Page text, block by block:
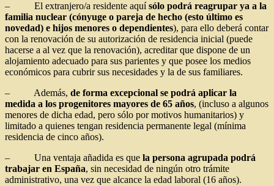
– El extranjero/a residente aquísólo podrá reagrupar ya a la
familia nuclear (cónyuge o pareja de hecho (esto último es
novedad) e hijos menores o dependientes), para ello deberá contar
con la renovación de su autorización de residencia inicial (puede
hacerse a al vez que la renovación), acreditar que dispone de un
alojamiento adecuado para sus parientes y que posee los medios
económicos para cubrir sus necesidades y la de sus familiares.
– Además, de forma excepcional se podrá aplicar la
medida a los progenitores mayores de 65 años, (incluso a algunos
menores de dicha edad, pero sólo por motivos humanitarios) y
limitado a quienes tengan residencia permanente legal (mínima
residencia de cinco años).
– Una ventaja añadida es que la persona agrupada podrá
trabajar en España, sin necesidad de ningún otro trámite
administrativo, una vez que alcance la edad laboral (16 años).